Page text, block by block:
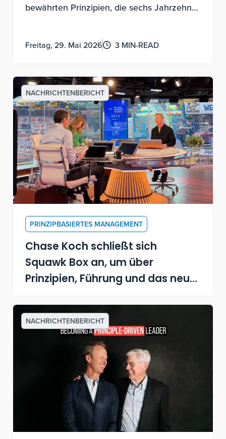
bewährten Prinzipien, die sechs Jahrzehnte
Freitag, 29. Mai 2026 3 MIN-READ
NACHRICHTENBERICHT
PRINZIPBASIERTES MANAGEMENT
Chase Koch schließt sich
Squawk Box an, um über
Prinzipien, Führung und das neue
Driven Leader" zu sprechen
NACHRICHTENBERICHT